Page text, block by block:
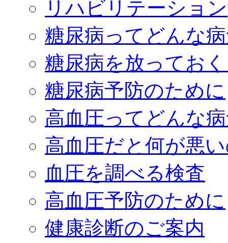
リハビリテーション
糖尿病ってどんな
糖尿病を放ってお
糖尿病予防のために
高血圧ってどんな
高血圧だと何が悪
血圧を調べる検査
高血圧予防のために
健康診断のご案内